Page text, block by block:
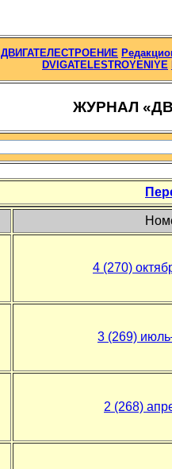
ДВИГАТЕЛЕСТРОЕНИЕ
DVIGATELESTROYENIYE
ЖУРНАЛ
4 (270)
3 (269)
2 (268)